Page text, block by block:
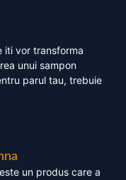
iti vor transforma
unui sampon
parul tau, trebuie
un produs care a